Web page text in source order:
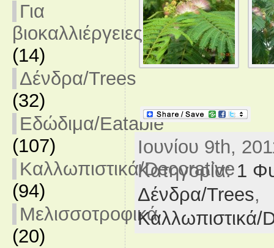
Για
βιοκαλλιέργειες
(14)
Δένδρα/Trees
(32)
Εδώδιμα/Eatable
(107)
Καλλωπιστικά/Decorative
(94)
Μελισσοτροφικά
(20)
Ιουνίου 9th,
Κατηγορία:1
Δένδρα/Trees,
Καλλωπιστικά/